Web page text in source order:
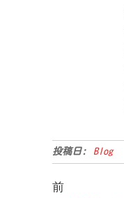
投稿日: Blog
前